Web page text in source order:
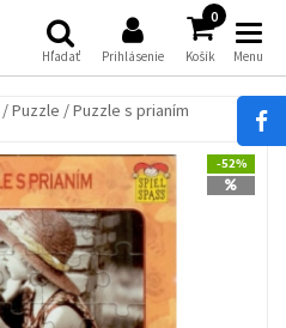
Hľadať Prihlásenie
0
Košík Menu
/Puzzle /Puzzle s prianím
-52%